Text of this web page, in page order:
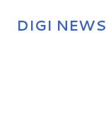
DIGI NEWS